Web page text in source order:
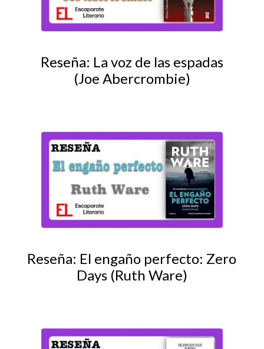
Reseña: La voz de las espadas
(Joe Abercrombie)
Reseña: El engaño perfecto: Zero
Days (Ruth Ware)